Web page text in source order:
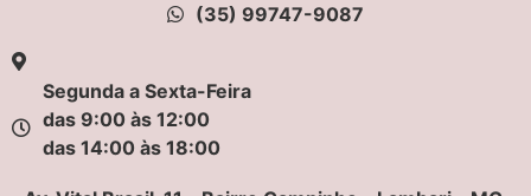
(35) 99747-9087
Segunda a Sexta-Feira
das 9:00 às 12:00
das 14:00 às 18:00